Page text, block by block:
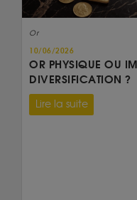
Or
10/06/2026
OR PHYSIQUE OU
DIVERSIFICATION ?
Lire la suite